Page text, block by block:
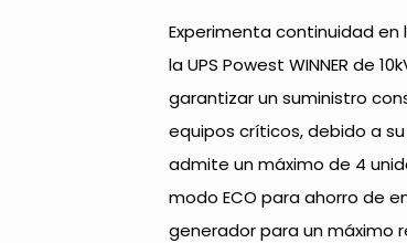
Experimenta continuidad
la UPS Powest WINNER de
garantizar un suministro
equipos críticos, debido a
admite un máximo de 4
modo ECO para ahorro de
generador para un máximo